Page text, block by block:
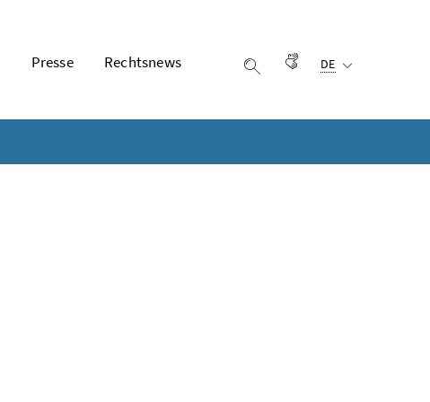
Presse Rechtsnews Suche einblenden
Gebärdensprache
DE